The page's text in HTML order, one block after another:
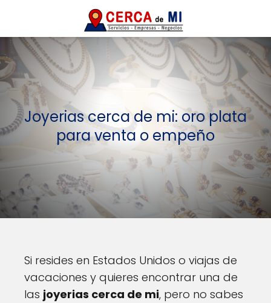
Joyerias cerca de mi: oro plata
para venta o empeño
Si resides en Estados Unidos o viajas de
vacaciones y quieres encontrar una de
las joyerias cerca de mi, pero no sabes